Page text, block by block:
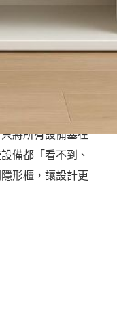
就用最實用、可
將所有設備塞在
備都「看不到、
形櫃，讓設計更